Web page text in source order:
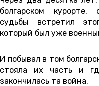
болгарском курорте,
судьбы встретил
который был уже
И побывал в том
стояла их часть и
закончилась та война.